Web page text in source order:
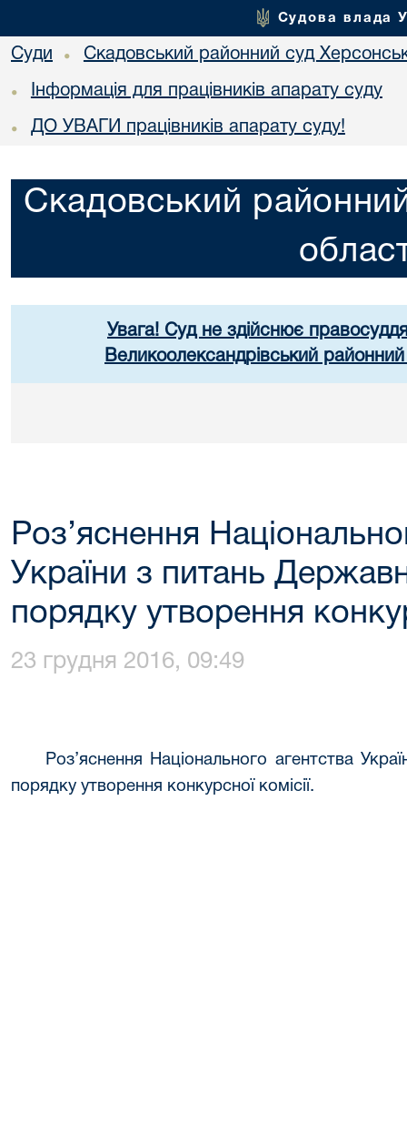
Судова влада
Суди • Скадовський районний суд
• Інформація для працівників апарату суду
• ДО УВАГИ працівників апарату суду!
Скадовський
Увага! Суд не здійснює
Великоолександрівський
Роз’яснення
України з питань
порядку утворення
23 грудня 2016, 09:49
Роз’яснення Національного агентства
порядку утворення конкурсної комісії.